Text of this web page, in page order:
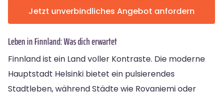
Jetzt unverbindliches Angebot anfordern
Leben in Finnland: Was dich erwartet
Finnland ist ein Land voller Kontraste. Die moderne
Hauptstadt Helsinki bietet ein pulsierendes
Stadtleben, während Städte wie Rovaniemi oder